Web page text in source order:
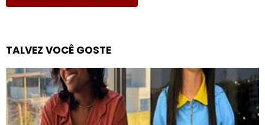
TALVEZ VOCÊ GOSTE